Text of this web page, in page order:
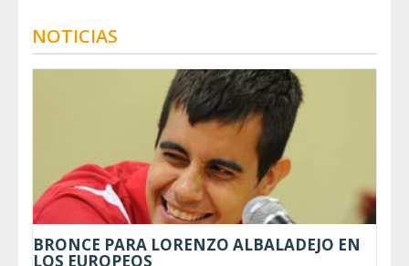
NOTICIAS
BRONCE PARA LORENZO ALBALADEJO EN
LOS EUROPEOS